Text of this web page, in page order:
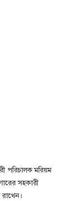
পরিচালক মরিয়ম
সহকারী
রাখেন।